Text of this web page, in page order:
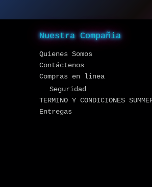
Nuestra Compañia
Quienes Somos
Contáctenos
Compras en linea
Seguridad
TERMINO Y CONDICIONES
Entregas